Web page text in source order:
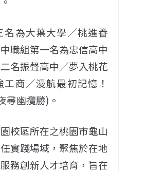
名為大葉大學／桃進眷
職組第一名為忠信高中
名振聲高中／夢入桃花
商／漫航最初記憶！
尋幽攬勝)。
校區所在之桃園市龜山
實踐場域，聚焦於在地
務創新人才培育，旨在